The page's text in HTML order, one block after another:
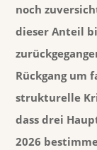
noch
dieser Anteil
Rückgang um
strukturelle
dass drei
2026